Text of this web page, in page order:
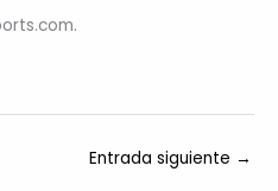
Entrada siguiente →